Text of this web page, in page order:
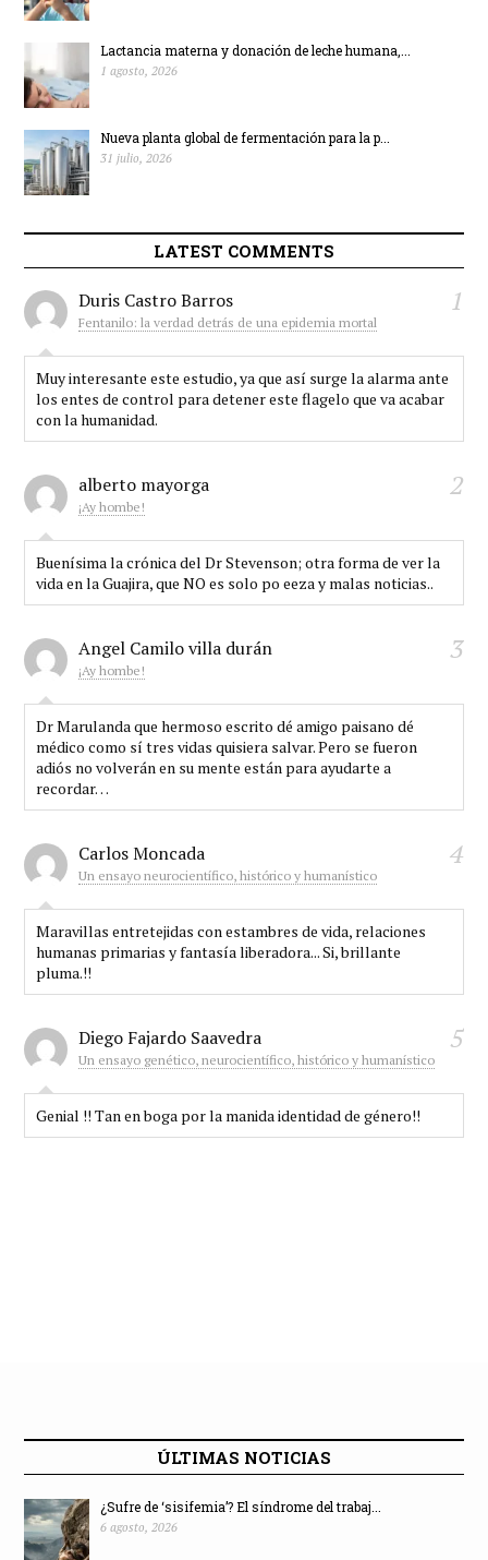
Lactancia materna y donación de leche humana,...
1 agosto, 2026
Nueva planta global de fermentación para la p...
31 julio, 2026
LATEST COMMENTS
Duris Castro Barros 1
Fentanilo: la verdad detrás de una epidemia mortal
Muy interesante este estudio, ya que así surge la alarma ante
los entes de control para detener este flagelo que va acabar
con la humanidad.
alberto mayorga 2
¡Ay hombe!
Buenísima la crónica del Dr Stevenson; otra forma de ver la
vida en la Guajira, que NO es solo po eeza y malas noticias..
Angel Camilo villa durán 3
¡Ay hombe!
Dr Marulanda que hermoso escrito dé amigo paisano dé
médico como sí tres vidas quisiera salvar. Pero se fueron
adiós no volverán en su mente están para ayudarte a
recordar…
Carlos Moncada 4
Un ensayo neurocientífico, histórico y humanístico
Maravillas entretejidas con estambres de vida, relaciones
humanas primarias y fantasía liberadora... Si, brillante
pluma.!!
Diego Fajardo Saavedra 5
Un ensayo genético, neurocientífico, histórico y humanístico
Genial !! Tan en boga por la manida identidad de género!!
ÚLTIMAS NOTICIAS
¿Sufre de ‘sisifemia’? El síndrome del trabaj...
6 agosto, 2026